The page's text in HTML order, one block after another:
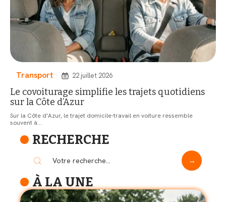
Transport 22 juillet 2026
Le covoiturage simplifie les trajets quotidiens
sur la Côte d’Azur
Sur la Côte d'Azur, le trajet domicile-travail en voiture ressemble
souvent à…
RECHERCHE
À LA UNE